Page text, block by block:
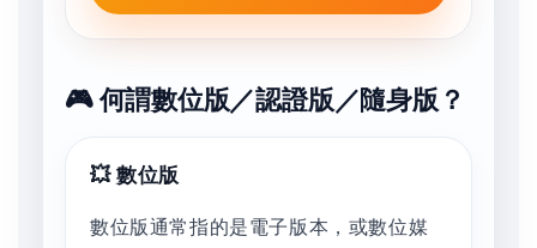
🎮 何謂數位版／認證版／隨身版？
💥 數位版
數位版通常指的是電子版本，或數位媒